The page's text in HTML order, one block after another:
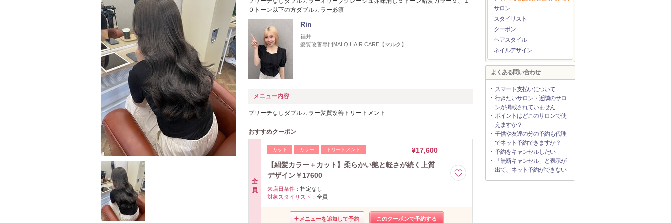
０トーン以下の方ダブルカラー必須
Rin
福井
髪質改善専門MALQ HAIR CARE【マルク】
メニュー内容
ブリーチなしダブルカラー髪質改善トリートメント
おすすめクーポン
全
員
カット カラー トリートメント
¥17,600
【絹髪カラー＋カット】柔らかい艶と軽さが続く上質
デザイン￥17600
来店日条件： 指定なし
対象スタイリスト： 全員
メニューを追加して予約 このクーポンで予約する
サロン
スタイリスト
クーポン
ヘアスタイル
ネイルデザイン
よくある問い合わせ
スマート支払いについて
行きたいサロン・近隣のサロ
ンが掲載されていません
ポイントはどこのサロンで使
えますか？
子供や友達の分の予約も代理
でネット予約できますか？
予約をキャンセルしたい
「無断キャンセル」と表示が
出て、ネット予約ができない